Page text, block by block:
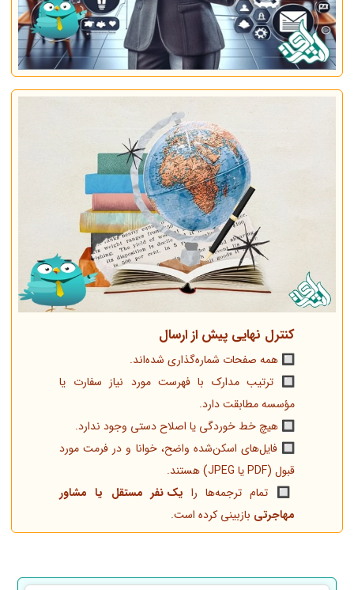
کنترل نهایی پیش از ارسال
🔲 همه صفحات شماره‌گذاری شده‌اند.
🔲 ترتیب مدارک با فهرست مورد نیاز سفارت یا
مؤسسه مطابقت دارد.
🔲 هیچ خط خوردگی یا اصلاح دستی وجود ندارد.
🔲 فایل‌های اسکن‌شده واضح، خوانا و در فرمت مورد
قبول (PDF یا JPEG) هستند.
🔲 تمام ترجمه‌ها را یک نفر مستقل یا مشاور
مهاجرتی بازبینی کرده است.